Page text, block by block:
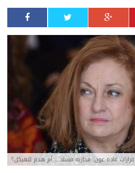
قرارات غادة عون: محاربة فساد… أم هدم للهيكل؟